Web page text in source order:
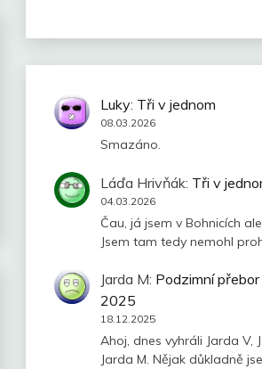
Luky: Tři v jednom
08.03.2026
Smazáno.
Láďa Hrivňák: Tři v
04.03.2026
Čau, já jsem v Bohnicích
Jsem tam tedy nemohl
Jarda M: Podzimní přebor
2025
18.12.2025
Ahoj, dnes vyhráli Jarda V,
Jarda M. Nějak důkladně